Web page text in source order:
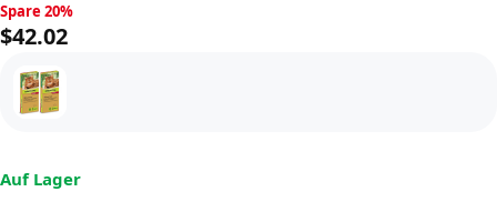
Spare 20%, $42.02
Spare 20%
$42.02
Auf Lager